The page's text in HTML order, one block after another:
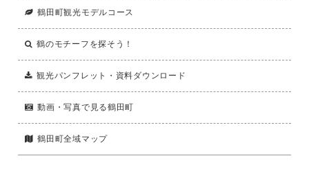
鶴田町観光モデルコース
鶴のモチーフを探そう！
観光パンフレット・資料ダウンロード
動画・写真で見る鶴田町
鶴田町全域マップ